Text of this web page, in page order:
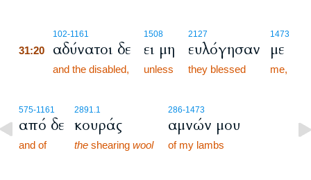
102-1161
31:20 αδύνατοι δε
and the disabled,
1508
ει μη
unless
2127
ευλόγησαν
they blessed
1473
με
me,
575-1161
από δε
and of
2891.1
κουράς
the shearing wool
286-1473
αμνών μου
of my lambs